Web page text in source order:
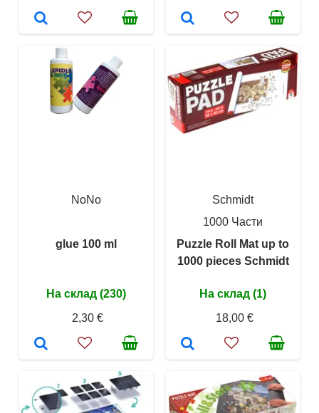
NoNo
glue 100 ml
На склад (230)
2,30 €
Schmidt
1000 Части
Puzzle Roll Mat up to
1000 pieces Schmidt
На склад (1)
18,00 €